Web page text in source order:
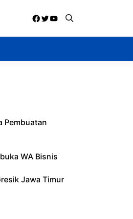
Facebook
Twitter
YouTube
Pembuatan
WA Bisnis
Jawa Timur